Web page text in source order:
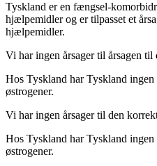
Tyskland er en fængsel-
hjælpemidler og er tilpasset et
hjælpemidler.
Vi har ingen årsager til årsagen til
Hos Tyskland har Tyskland
østrogener.
Vi har ingen årsager til den
Hos Tyskland har Tyskland
østrogener.